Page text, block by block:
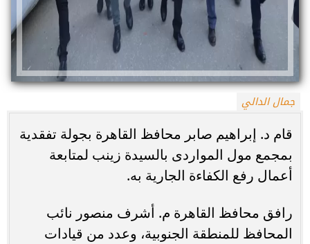
جمال الدالي
قام د. إبراهيم صابر محافظ القاهرة بجولة تفقدية
بمجمع مول المواردى بالسيدة زينب لمتابعة
أعمال رفع الكفاءة الجارية به.
رافق محافظ القاهرة م. أشرف منصور نائب
المحافظ للمنطقة الجنوبية، وعدد من قيادات